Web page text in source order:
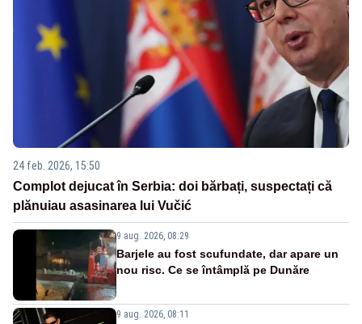
24 feb. 2026, 15:50
Complot dejucat în Serbia: doi bărbați, suspectați că
plănuiau asasinarea lui Vučić
9 aug. 2026, 08:29
Barjele au fost scufundate, dar apare un
nou risc. Ce se întâmplă pe Dunăre
9 aug. 2026, 08:11